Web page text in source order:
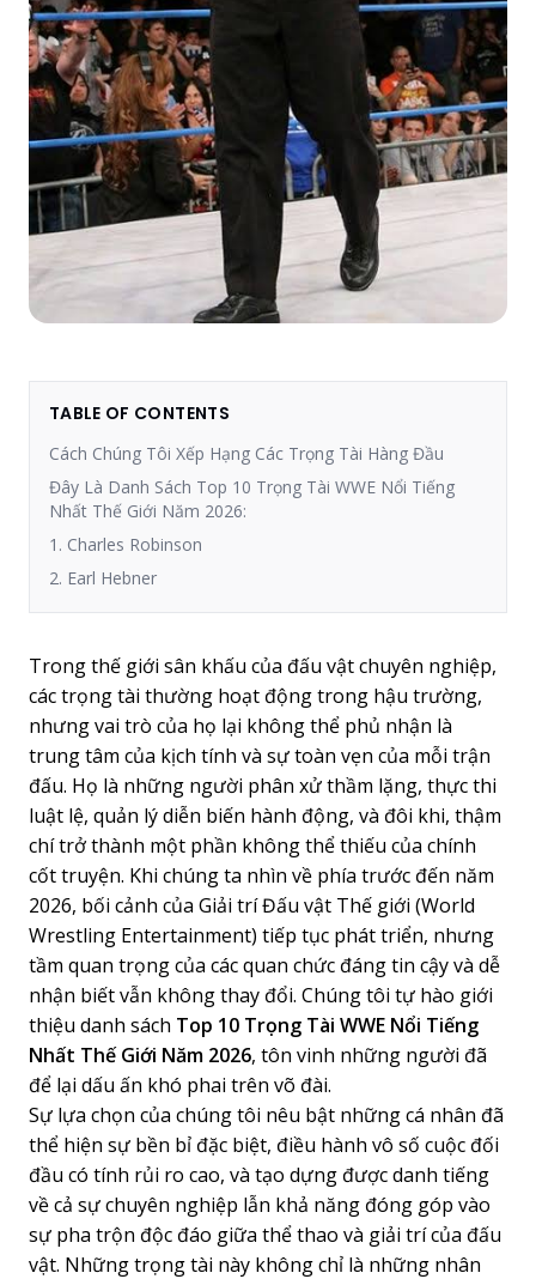
TABLE OF CONTENTS
Cách Chúng Tôi Xếp Hạng Các Trọng Tài Hàng Đầu
Đây Là Danh Sách Top 10 Trọng Tài WWE Nổi Tiếng
Nhất Thế Giới Năm 2026:
1. Charles Robinson
2. Earl Hebner
Trong thế giới sân khấu của đấu vật chuyên nghiệp,
các trọng tài thường hoạt động trong hậu trường,
nhưng vai trò của họ lại không thể phủ nhận là
trung tâm của kịch tính và sự toàn vẹn của mỗi trận
đấu. Họ là những người phân xử thầm lặng, thực thi
luật lệ, quản lý diễn biến hành động, và đôi khi, thậm
chí trở thành một phần không thể thiếu của chính
cốt truyện. Khi chúng ta nhìn về phía trước đến năm
2026, bối cảnh của Giải trí Đấu vật Thế giới (World
Wrestling Entertainment) tiếp tục phát triển, nhưng
tầm quan trọng của các quan chức đáng tin cậy và dễ
nhận biết vẫn không thay đổi. Chúng tôi tự hào giới
thiệu danh sách Top 10 Trọng Tài WWE Nổi Tiếng
Nhất Thế Giới Năm 2026, tôn vinh những người đã
để lại dấu ấn khó phai trên võ đài.
Sự lựa chọn của chúng tôi nêu bật những cá nhân đã
thể hiện sự bền bỉ đặc biệt, điều hành vô số cuộc đối
đầu có tính rủi ro cao, và tạo dựng được danh tiếng
về cả sự chuyên nghiệp lẫn khả năng đóng góp vào
sự pha trộn độc đáo giữa thể thao và giải trí của đấu
vật. Những trọng tài này không chỉ là những nhân